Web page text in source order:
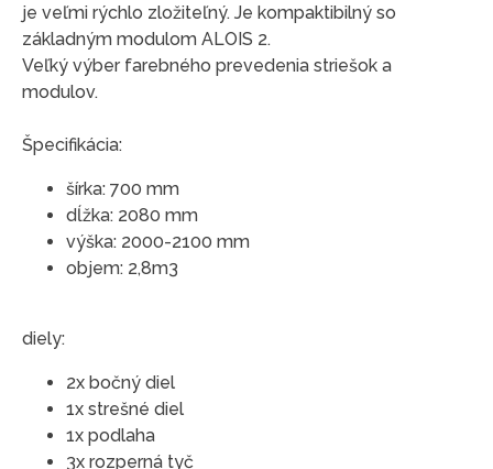
je veľmi rýchlo zložiteľný. Je kompaktibilný so
základným modulom ALOIS 2.
Veľký výber farebného prevedenia striešok a
modulov.
Špecifikácia:
šírka: 700 mm
dĺžka: 2080 mm
výška: 2000-2100 mm
objem: 2,8m3
diely:
2x bočný diel
1x strešné diel
1x podlaha
3x rozperná tyč